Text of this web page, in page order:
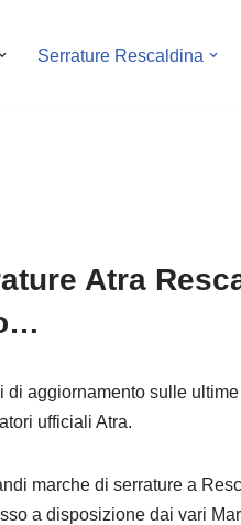
Serrature Rescaldina
Atra
di aggiornamento sulle
ufficiali Atra.
marche di serrature a
a disposizione dai vari